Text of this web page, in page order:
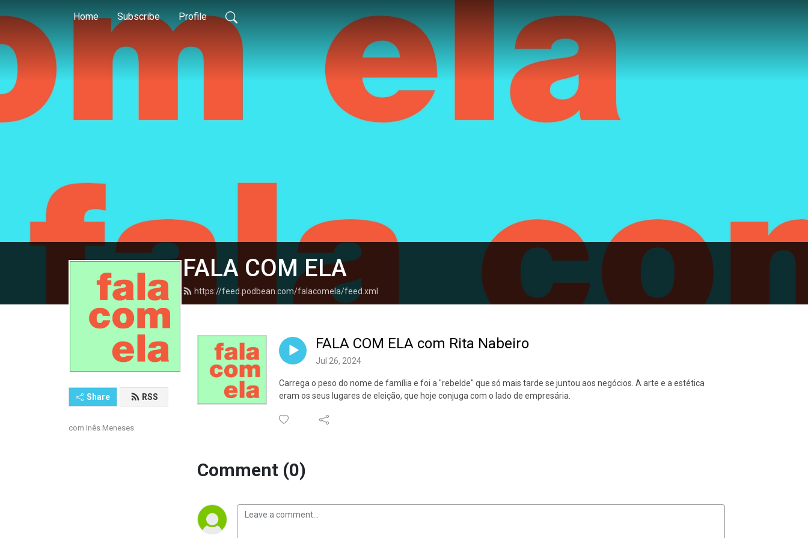
Home Subscribe Profile
FALA COM ELA
https://feed.podbean.com/falacomela/feed.xml
Share RSS
com Inês Meneses
FALA COM ELA com Rita Nabeiro
Jul 26, 2024
Carrega o peso do nome de família e foi a "rebelde" que só mais tarde se juntou aos negócios. A arte e a estética
eram os seus lugares de eleição, que hoje conjuga com o lado de empresária.
Comment (0)